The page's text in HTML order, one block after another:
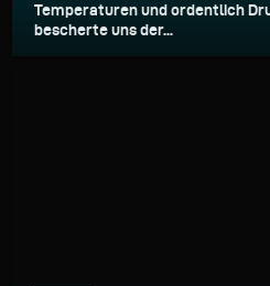
Temperaturen und ordentlich
bescherte uns der...